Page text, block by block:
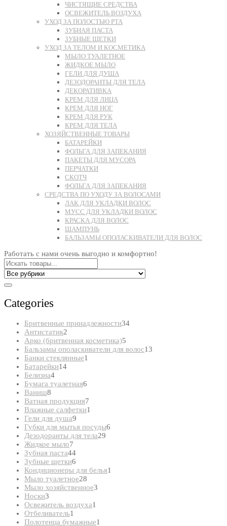
ЧИСТЯЩИЕ СРЕДСТВА
ОСВЕЖИТЕЛЬ ВОЗДУХА
УХОД ЗА ПОЛОСТЬЮ РТА
ЗУБНАЯ ПАСТА
ЗУБНЫЕ ЩЕТКИ
УХОД ЗА ТЕЛОМ И КОСМЕТИКА
МЫЛО ТУАЛЕТНОЕ
ЖИДКОЕ МЫЛО
ГЕЛИ ДЛЯ ДУША
ДЕЗОДОРАНТЫ ДЛЯ ТЕЛА
ДЕКОРАТИВКА
КРЕМ ДЛЯ ЛИЦА
КРЕМ ДЛЯ НОГ
КРЕМ ДЛЯ РУК
КРЕМ ДЛЯ ТЕЛА
ХОЗЯЙСТВЕННЫЕ ТОВАРЫ
БАТАРЕЙКИ
ФОЛЬГА ДЛЯ ЗАПЕКАНИЯ
ПАКЕТЫ ДЛЯ МУСОРА
ПЕРЧАТКИ
СКОТЧ
ФОЛЬГА ДЛЯ ЗАПЕКАНИЯ
СРЕДСТВА ПО УХОДУ ЗА ВОЛОСАМИ
ЛАК ДЛЯ УКЛАДКИ ВОЛОС
МУСС ДЛЯ УКЛАДКИ ВОЛОС
КРАСКА ДЛЯ ВОЛОС
ШАМПУНЬ
БАЛЬЗАМЫ ОПОЛАСКИВАТЕЛИ ДЛЯ ВОЛОС
Работать с нами очень выгодно и комфортно!
Categories
Бритвенные принадлежности3434
Антистатик2
товара
Арко (бритвенная косметика)5
товаров
Бальзамы ополаскиватели для волос13
Банки стеклянные1
Батарейки1414
Белизна44
товара
Бумага туалетная6
Ваниш8
товаров
Ватная продукция7
товаров
Влажные салфетки1
Гели для душа9
товаров
Губки для мытья посуды6
Дезодоранты для тела29
Жидкое мыло7
товаров
Зубная паста4444
Зубные щетки6
товаров
Кондиционеры для белья1
Мыло туалетное28
товаров
Мыло хозяйственное3
Носки3
товара
Освежитель воздуха1
Отбеливатель1
товар
Полотенца бумажные1